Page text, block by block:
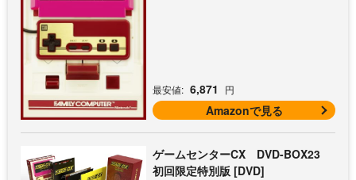
最安値: 6,871 円
Amazonで見る
ゲームセンターCX DVD-BOX23
初回限定特別版 [DVD]